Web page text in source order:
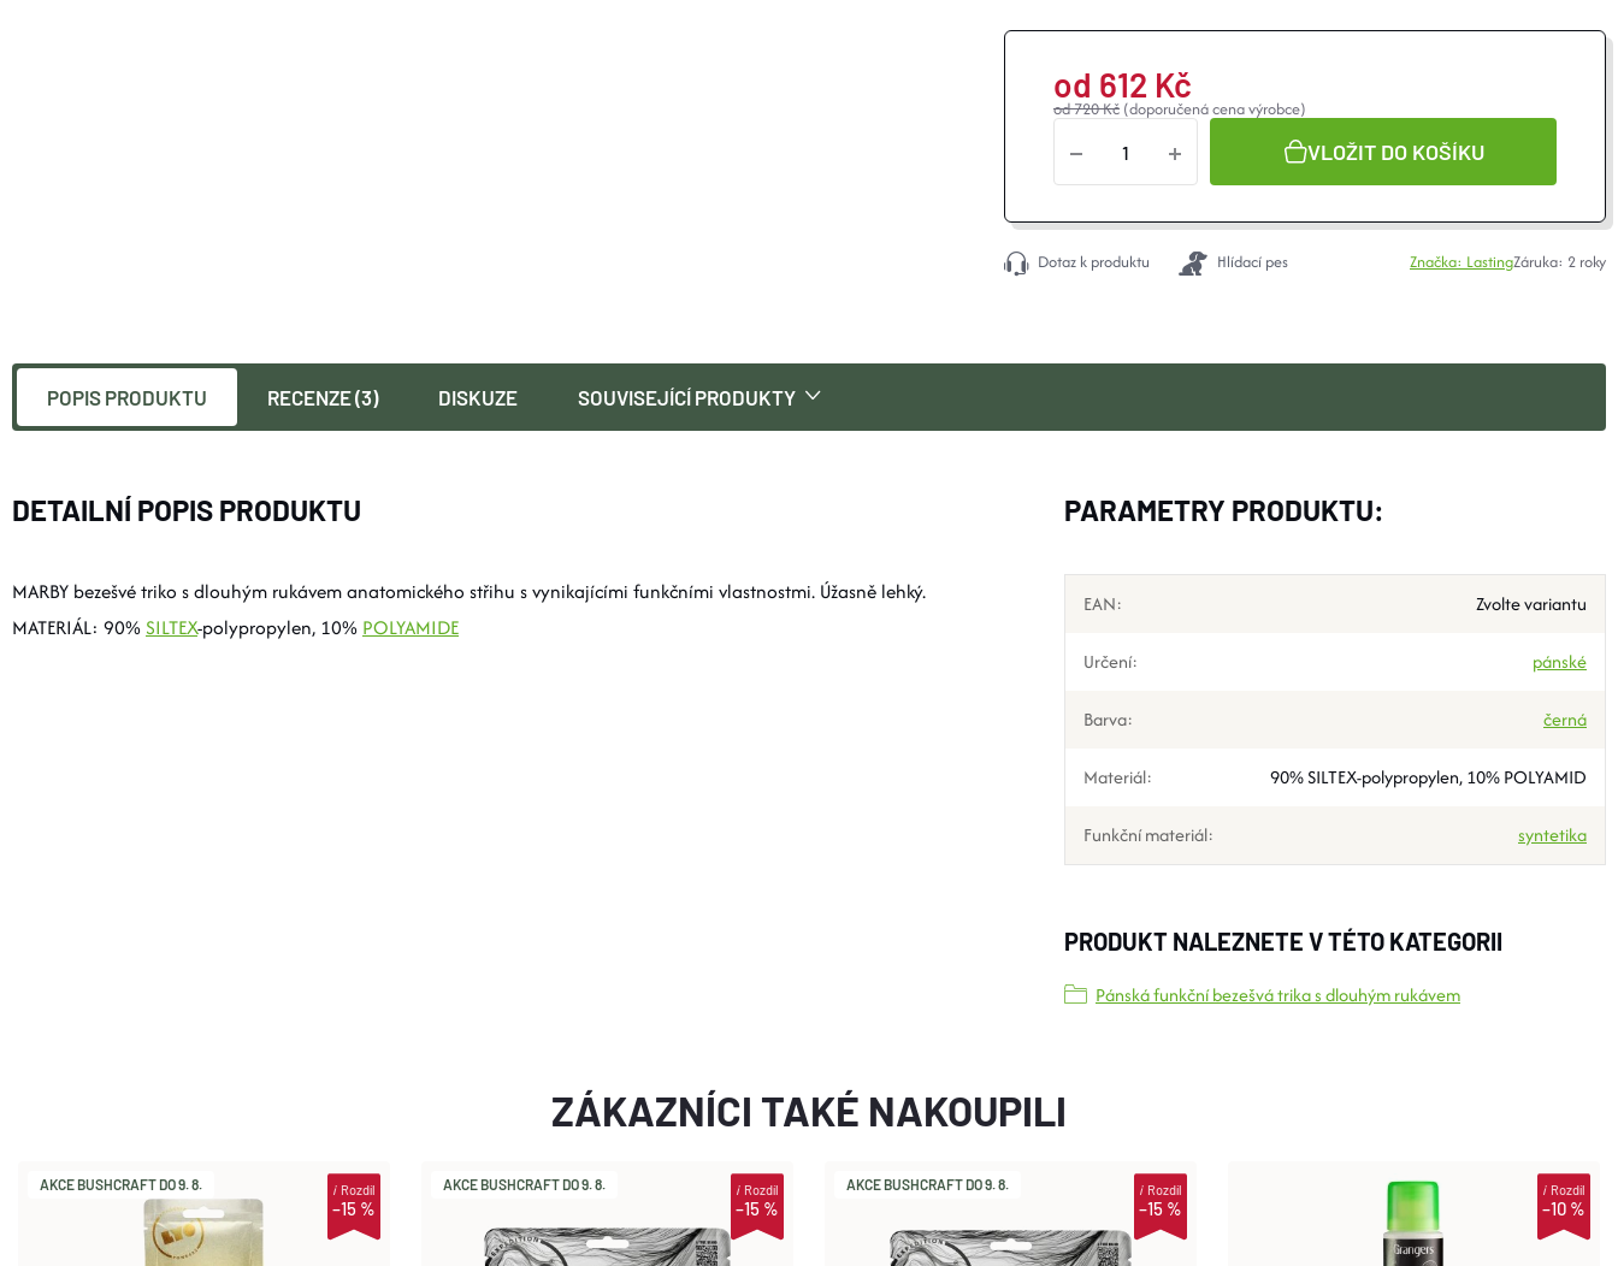
od 720 Kč (doporučená cena výrobce)
od 612 Kč
VLOŽIT DO KOŠÍKU
Dotaz k produktu Hlídací pes Značka: LastingZáruka: 2 roky
POPIS PRODUKTU RECENZE (3) DISKUZE SOUVISEJÍCÍ PRODUKTY
DETAILNÍ POPIS PRODUKTU
MARBY bezešvé triko s dlouhým rukávem anatomického střihu s vynikajícími funkčními vlastnostmi. Úžasně lehký.
MATERIÁL: 90% SILTEX-polypropylen, 10% POLYAMIDE
PARAMETRY PRODUKTU:
EAN: Zvolte variantu
Určení: pánské
Barva: černá
Materiál: 90% SILTEX-polypropylen, 10% POLYAMID
Funkční materiál: syntetika
PRODUKT NALEZNETE V TÉTO KATEGORII
Pánská funkční bezešvá trika s dlouhým rukávem
ZÁKAZNÍCI TAKÉ NAKOUPILI
AKCE BUSHCRAFT DO 9. 8.
–15 %
iRozdíl AKCE BUSHCRAFT DO 9. 8.
–15 %
iRozdíl AKCE BUSHCRAFT DO 9. 8.
–15 %
iRozdíl
–10 %
iRozdíl